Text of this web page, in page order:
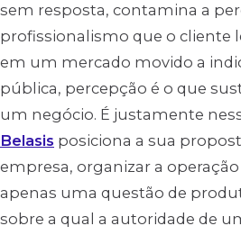
sem resposta, contamina a
profissionalismo que o cliente
em um mercado movido a
pública, percepção é o que
um negócio. É justamente
Belasis posiciona a sua
empresa, organizar a
apenas uma questão de
sobre a qual a autoridade de